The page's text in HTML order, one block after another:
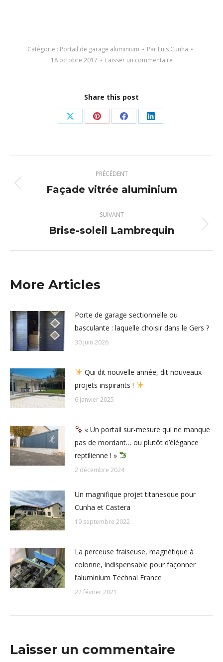
Catégorie : Portail de garage aluminium Par Luis Cunha
18 octobre 2017
Laisser un commentaire
Share this post
Partager
X
Partager
Pinterest
Partager
Facebook
Partager
LinkedIn
article
PRÉCÉDENT
Article
:
Façade vitrée aluminium
SUIVANT
Article
Brise-soleil Lambrequin
More Articles
Porte de garage sectionnelle ou
basculante : laquelle choisir dans le Gers ?
30 juin 2026
Qui dit nouvelle année, dit nouveaux
projets inspirants !
6 janvier 2025
« Un portail sur-mesure qui ne manque
pas de mordant… ou plutôt d’élégance
reptilienne ! »
2 décembre 2024
Un magnifique projet titanesque pour
Cunha et Castera
19 septembre 2022
La perceuse fraiseuse, magnétique à
colonne, indispensable pour façonner
l’aluminium Technal France
22 février 2021
Laisser un commentaire